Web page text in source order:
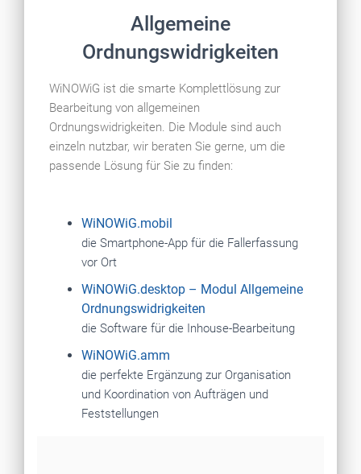
Allgemeine
Ordnungswidrigkeiten
WiNOWiG ist die smarte Komplettlösung zur
Bearbeitung von allgemeinen
Ordnungswidrigkeiten. Die Module sind auch
einzeln nutzbar, wir beraten Sie gerne, um die
passende Lösung für Sie zu finden:
WiNOWiG.mobil
die Smartphone-App für die Fallerfassung
vor Ort
WiNOWiG.desktop – Modul Allgemeine
Ordnungswidrigkeiten
die Software für die Inhouse-Bearbeitung
WiNOWiG.amm
die perfekte Ergänzung zur Organisation
und Koordination von Aufträgen und
Feststellungen